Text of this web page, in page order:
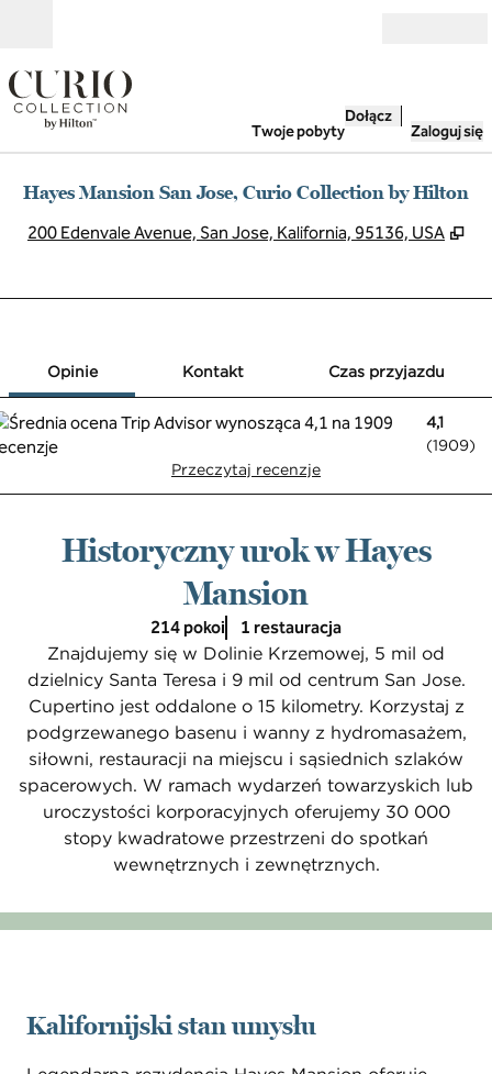
Twoje pobyty
Dołącz
Zaloguj się
Hayes Mansion San Jose, Curio Collection by Hilton
200 Edenvale Avenue, San Jose, Kalifornia, 95136, USA ,
Opinie Kontakt
Czas przyjazdu
4,1
(1909)
Przeczytaj recenzje
Historyczny urok w Hayes
Mansion
214 pokoi 1 restauracja
Znajdujemy się w Dolinie Krzemowej, 5 mil od
dzielnicy Santa Teresa i 9 mil od centrum San Jose.
Cupertino jest oddalone o 15 kilometry. Korzystaj z
podgrzewanego basenu i wanny z hydromasażem,
siłowni, restauracji na miejscu i sąsiednich szlaków
spacerowych. W ramach wydarzeń towarzyskich lub
uroczystości korporacyjnych oferujemy 30 000
stopy kwadratowe przestrzeni do spotkań
wewnętrznych i zewnętrznych.
Kalifornijski stan umysłu